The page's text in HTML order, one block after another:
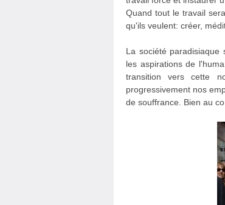
Quand tout le travail
qu'ils veulent: créer,
La société paradisiaque
les aspirations de
transition vers cette
progressivement nos
de souffrance. Bien au